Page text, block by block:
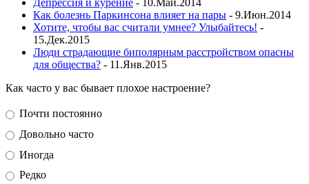
Депрессия и курение - 10.Май.2014
Как болезнь Паркинсона влияет на пары - 9.Июн.2014
Хотите, чтобы вас считали умнее? Улыбайтесь! -
15.Дек.2015
Люди страдающие биполярным расстройством опасны
для общества? - 11.Янв.2015
Как часто у вас бывает плохое настроение?
Почти постоянно
Довольно часто
Иногда
Редко